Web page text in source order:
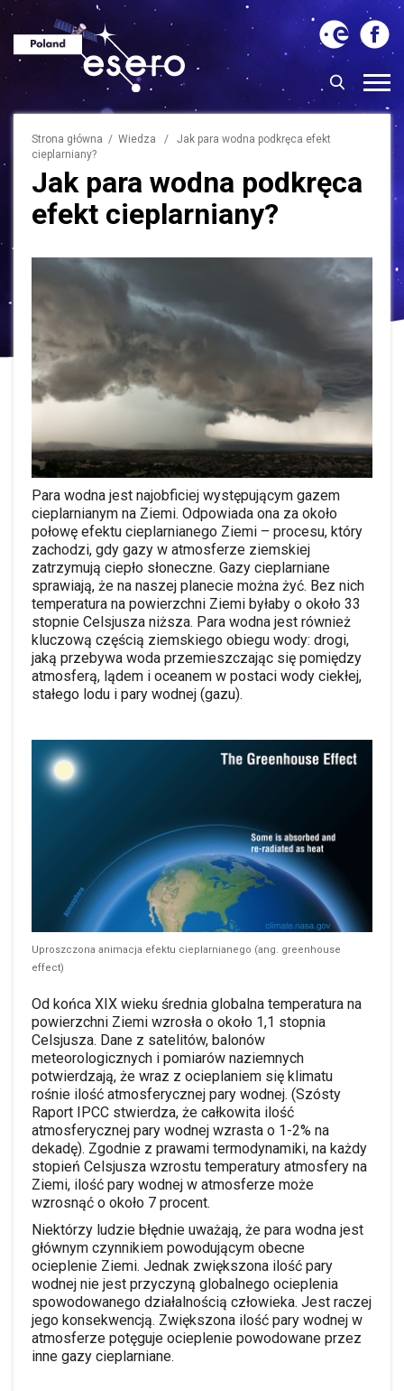
Strona główna / Wiedza / Jak para wodna podkręca efekt
cieplarniany?
Jak para wodna podkręca
efekt cieplarniany?
Para wodna jest najobficiej występującym gazem
cieplarnianym na Ziemi. Odpowiada ona za około
połowę efektu cieplarnianego Ziemi – procesu, który
zachodzi, gdy gazy w atmosferze ziemskiej
zatrzymują ciepło słoneczne. Gazy cieplarniane
sprawiają, że na naszej planecie można żyć. Bez nich
temperatura na powierzchni Ziemi byłaby o około 33
stopnie Celsjusza niższa. Para wodna jest również
kluczową częścią ziemskiego obiegu wody: drogi,
jaką przebywa woda przemieszczając się pomiędzy
atmosferą, lądem i oceanem w postaci wody ciekłej,
stałego lodu i pary wodnej (gazu).
Uproszczona animacja efektu cieplarnianego (ang. greenhouse
effect)
Od końca XIX wieku średnia globalna temperatura na
powierzchni Ziemi wzrosła o około 1,1 stopnia
Celsjusza. Dane z satelitów, balonów
meteorologicznych i pomiarów naziemnych
potwierdzają, że wraz z ocieplaniem się klimatu
rośnie ilość atmosferycznej pary wodnej. (Szósty
Raport IPCC stwierdza, że całkowita ilość
atmosferycznej pary wodnej wzrasta o 1-2% na
dekadę). Zgodnie z prawami termodynamiki, na każdy
stopień Celsjusza wzrostu temperatury atmosfery na
Ziemi, ilość pary wodnej w atmosferze może
wzrosnąć o około 7 procent.
Niektórzy ludzie błędnie uważają, że para wodna jest
głównym czynnikiem powodującym obecne
ocieplenie Ziemi. Jednak zwiększona ilość pary
wodnej nie jest przyczyną globalnego ocieplenia
spowodowanego działalnością człowieka. Jest raczej
jego konsekwencją. Zwiększona ilość pary wodnej w
atmosferze potęguje ocieplenie powodowane przez
inne gazy cieplarniane.